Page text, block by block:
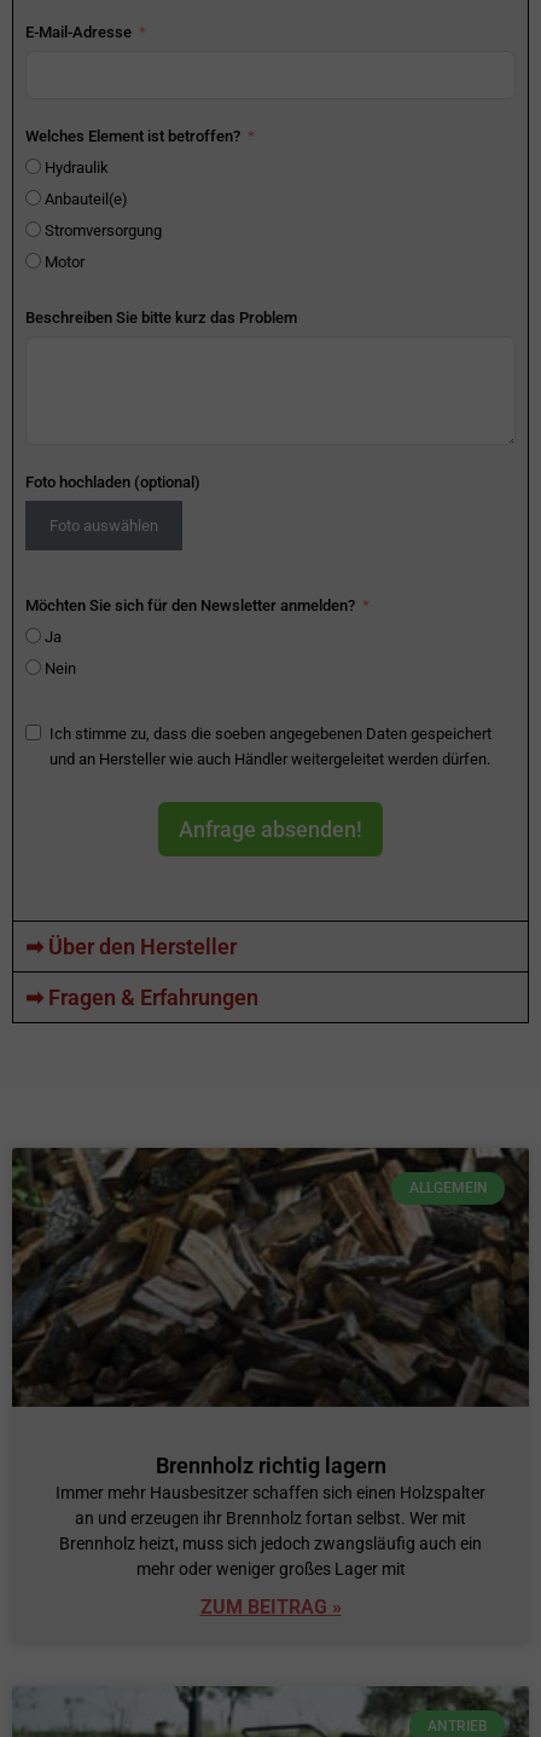
E-Mail-Adresse
Welches Element ist betroffen?
Hydraulik
Anbauteil(e)
Stromversorgung
Motor
Beschreiben Sie bitte kurz das Problem
Foto hochladen (optional)
Foto auswählen
Möchten Sie sich für den Newsletter anmelden?
Ja
Nein
Ich stimme zu, dass die soeben angegebenen Daten gespeichert
und an Hersteller wie auch Händler weitergeleitet werden dürfen.
Anfrage absenden!
➡ Über den Hersteller
➡ Fragen & Erfahrungen
ALLGEMEIN
Brennholz richtig lagern
Immer mehr Hausbesitzer schaffen sich einen Holzspalter
an und erzeugen ihr Brennholz fortan selbst. Wer mit
Brennholz heizt, muss sich jedoch zwangsläufig auch ein
mehr oder weniger großes Lager mit
ZUM BEITRAG »
ANTRIEB